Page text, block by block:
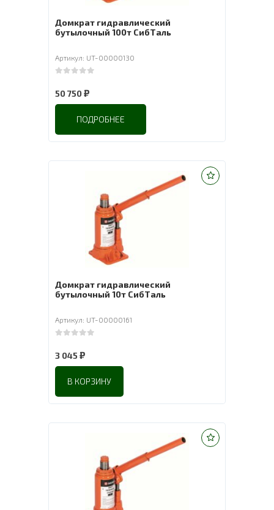
Домкрат гидравлический
бутылочный 100т СибТаль
Артикул: UT-00000130
50 750₽
ПОДРОБНЕЕ
Домкрат гидравлический
бутылочный 10т СибТаль
Артикул: UT-00000161
3 045 ₽
В КОРЗИНУ